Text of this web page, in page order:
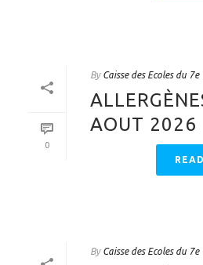
0
By Caisse des Ecoles du 7e
AOUT 2026
By Caisse des Ecoles du 7e